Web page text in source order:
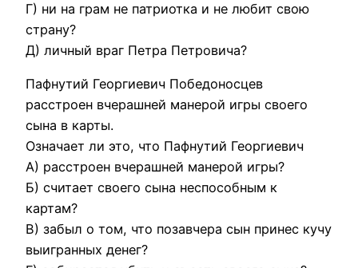
Г) ни на грам не патриотка и не любит свою
страну?
Д) личный враг Петра Петровича?
Пафнутий Георгиевич Победоносцев
расстроен вчерашней манерой игры своего
сына в карты.
Означает ли это, что Пафнутий Георгиевич
А) расстроен вчерашней манерой игры?
Б) считает своего сына неспособным к
картам?
В) забыл о том, что позавчера сын принес кучу
выигранных денег?